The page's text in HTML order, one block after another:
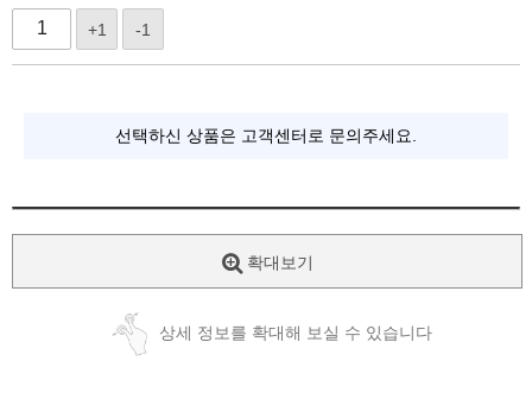
+1 -1
선택하신 상품은 고객센터로 문의주세요.
확대보기
상세 정보를 확대해 보실 수 있습니다